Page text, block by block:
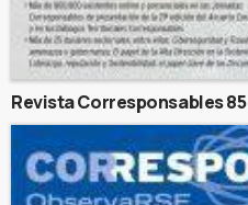
Revista Corresponsables 85